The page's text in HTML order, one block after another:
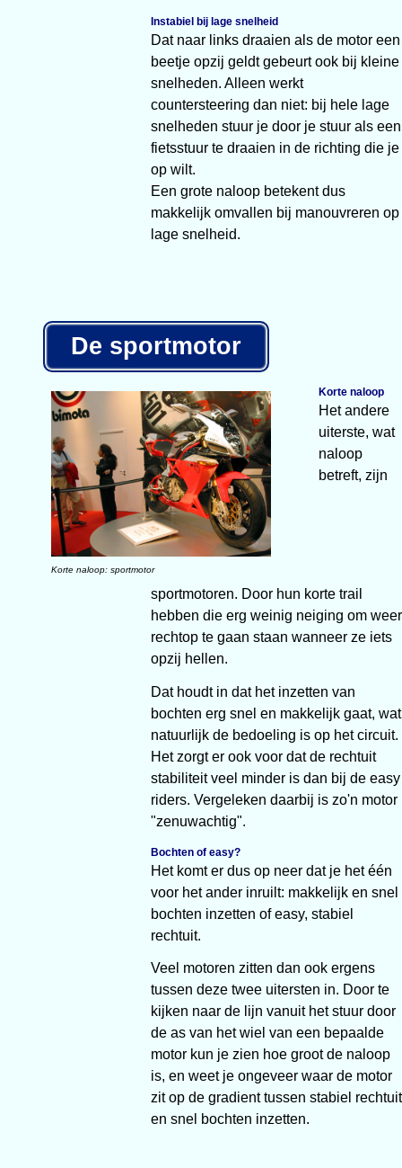
Instabiel bij lage snelheid
Dat naar links draaien als de motor een
beetje opzij geldt gebeurt ook bij kleine
snelheden. Alleen werkt
countersteering dan niet: bij hele lage
snelheden stuur je door je stuur als een
fietsstuur te draaien in de richting die je
op wilt.
Een grote naloop betekent dus
makkelijk omvallen bij manouvreren op
lage snelheid.
De sportmotor
Korte naloop: sportmotor
Korte naloop
Het andere
uiterste, wat
naloop
betreft, zijn
sportmotoren. Door hun korte trail
hebben die erg weinig neiging om weer
rechtop te gaan staan wanneer ze iets
opzij hellen.
Dat houdt in dat het inzetten van
bochten erg snel en makkelijk gaat, wat
natuurlijk de bedoeling is op het circuit.
Het zorgt er ook voor dat de rechtuit
stabiliteit veel minder is dan bij de easy
riders. Vergeleken daarbij is zo'n motor
"zenuwachtig".
Bochten of easy?
Het komt er dus op neer dat je het één
voor het ander inruilt: makkelijk en snel
bochten inzetten of easy, stabiel
rechtuit.
Veel motoren zitten dan ook ergens
tussen deze twee uitersten in. Door te
kijken naar de lijn vanuit het stuur door
de as van het wiel van een bepaalde
motor kun je zien hoe groot de naloop
is, en weet je ongeveer waar de motor
zit op de gradient tussen stabiel rechtuit
en snel bochten inzetten.